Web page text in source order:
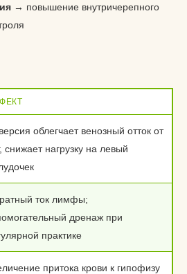
→ повышение внутричерепного
облегчает венозный отток от
снижает нагрузку на левый
ток лимфы;
дренаж при
практике
притока крови к гипофизу